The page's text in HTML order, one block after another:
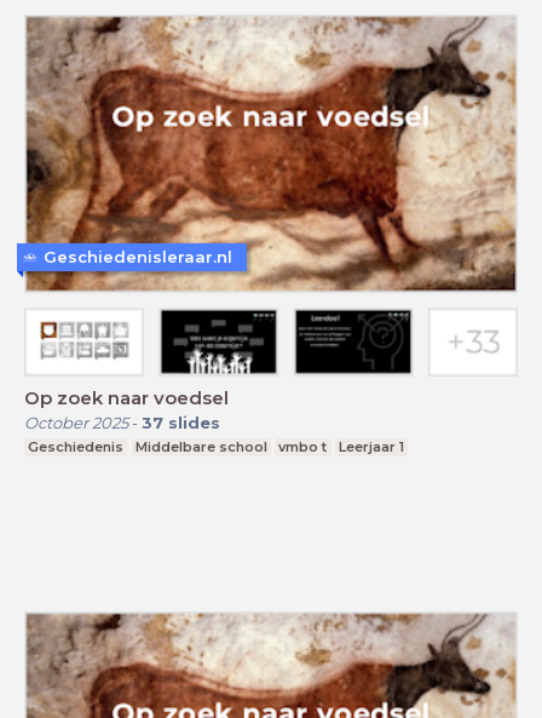
Op zoek naar voedsel
October 2025- 37 slides
Geschiedenis Middelbare school vmbo t Leerjaar 1
Geschiedenisleraar.nl